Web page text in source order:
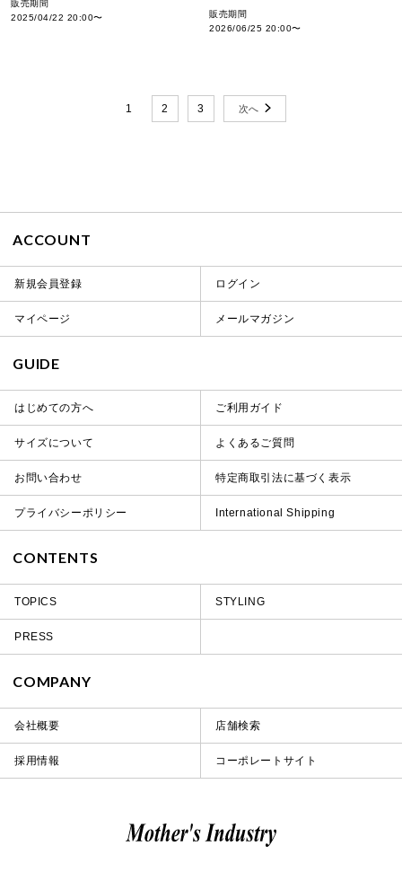
販売期間
2025/04/22 20:00〜
販売期間
2026/06/25 20:00〜
1 2 3
ACCOUNT
新規会員登録 ログイン
マイページ メールマガジン
GUIDE
はじめての方へ ご利用ガイド
サイズについて よくあるご質問
お問い合わせ 特定商取引法に基づく表示
プライバシーポリシー International Shipping
CONTENTS
TOPICS STYLING
PRESS
COMPANY
会社概要 店舗検索
採用情報 コーポレートサイト